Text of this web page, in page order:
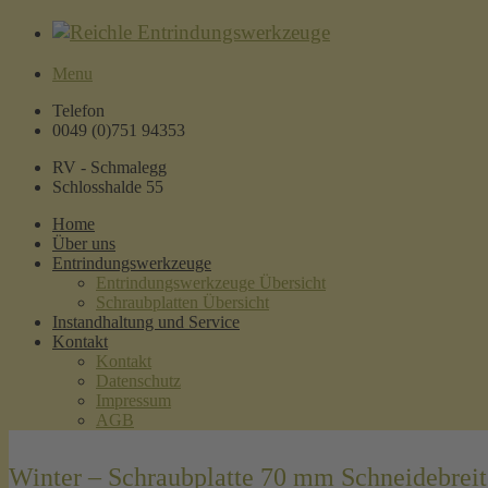
Menu
Telefon
0049 (0)751 94353
RV - Schmalegg
Schlosshalde 55
Home
Über uns
Entrindungswerkzeuge
Entrindungswerkzeuge Übersicht
Schraubplatten Übersicht
Instandhaltung und Service
Kontakt
Kontakt
Datenschutz
Impressum
AGB
Winter – Schraubplatte 70 mm